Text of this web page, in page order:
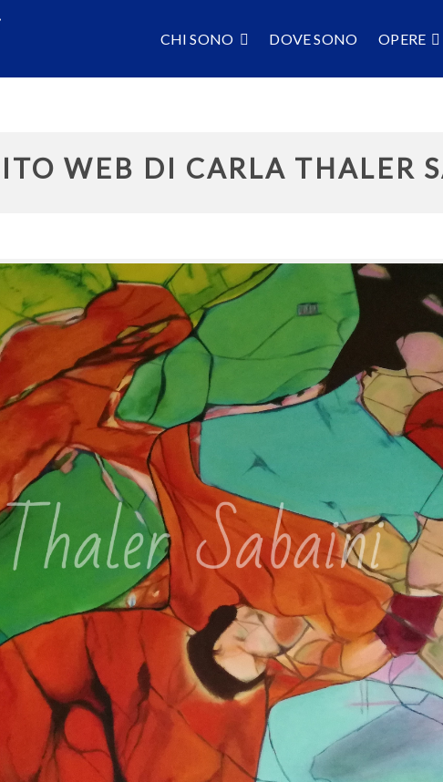
CHI SONO DOVE SONO OPERE
WEB DI CARLA THALER